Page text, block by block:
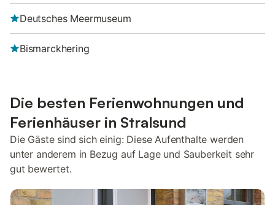
Deutsches Meermuseum
Bismarckhering
Die besten Ferienwohnungen und
Ferienhäuser in Stralsund
Die Gäste sind sich einig: Diese Aufenthalte werden
unter anderem in Bezug auf Lage und Sauberkeit sehr
gut bewertet.